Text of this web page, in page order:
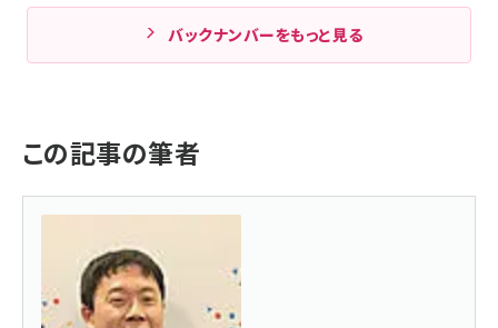
バックナンバーをもっと見る
この記事の筆者